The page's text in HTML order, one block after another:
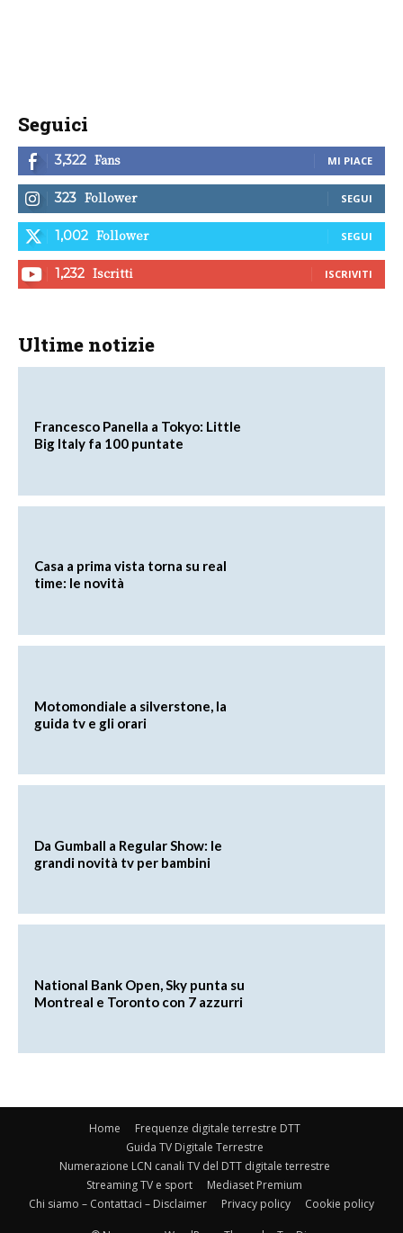
Seguici
3,322 Fans MI PIACE
323 Follower SEGUI
1,002 Follower SEGUI
1,232 Iscritti ISCRIVITI
Ultime notizie
Francesco Panella a Tokyo: Little
Big Italy fa 100 puntate
Casa a prima vista torna su real
time: le novità
Motomondiale a silverstone, la
guida tv e gli orari
Da Gumball a Regular Show: le
grandi novità tv per bambini
National Bank Open, Sky punta su
Montreal e Toronto con 7 azzurri
Home
Frequenze digitale terrestre DTT
Guida TV Digitale Terrestre
Numerazione LCN canali TV del DTT digitale terrestre
Streaming TV e sport
Mediaset Premium
Chi siamo – Contattaci – Disclaimer
Privacy policy Cookie policy